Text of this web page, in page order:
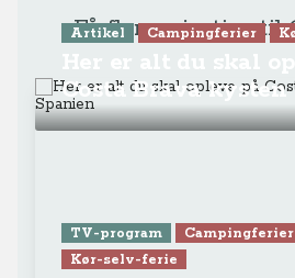
Få flere rejsetips til
Artikel Campingferier
Costa Brava kysten
TV-program
Campingferier
Kør-selv-ferie